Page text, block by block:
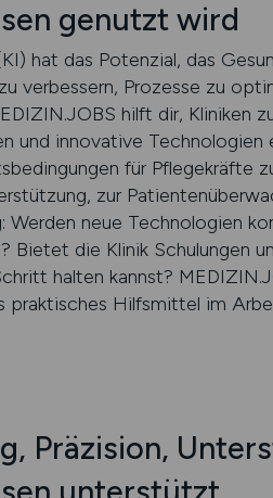
genutzt wird
hat das Potenzial, das
verbessern, Prozesse zu
hilft dir, Kliniken
und innovative
für Pflegekräfte
zur
Werden neue Technologien
Bietet die Klinik Schulungen
halten kannst?
praktisches Hilfsmittel im
Präzision,